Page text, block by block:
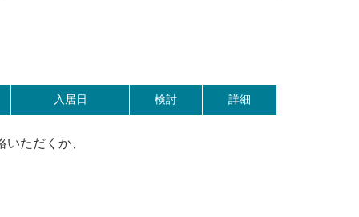
入居日 検討 詳細
ただくか、